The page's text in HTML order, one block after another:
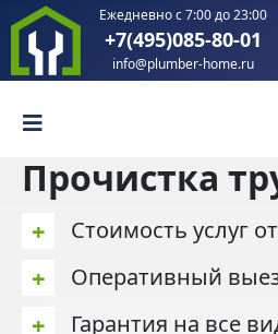
Ежедневно с 7:00 до 23:00
+7(495)085-80-01
info@plumber-home.ru
Прочистка
+ Стоимость услуг
+ Оперативный
+ Гарантия на все